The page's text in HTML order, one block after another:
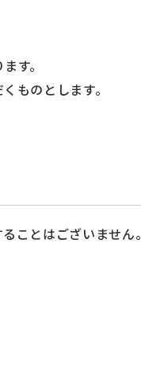
す。
ものとします。
ことはございません。